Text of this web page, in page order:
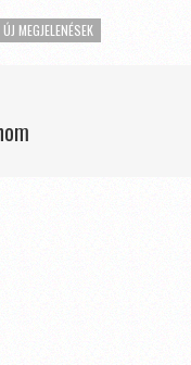
ÚJ MEGJELENÉSEK